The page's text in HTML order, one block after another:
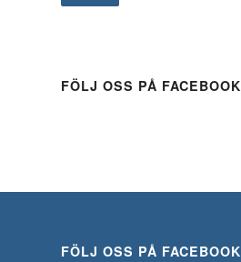
FÖLJ OSS PÅ FACEBOOK
FÖLJ OSS PÅ FACEBOOK